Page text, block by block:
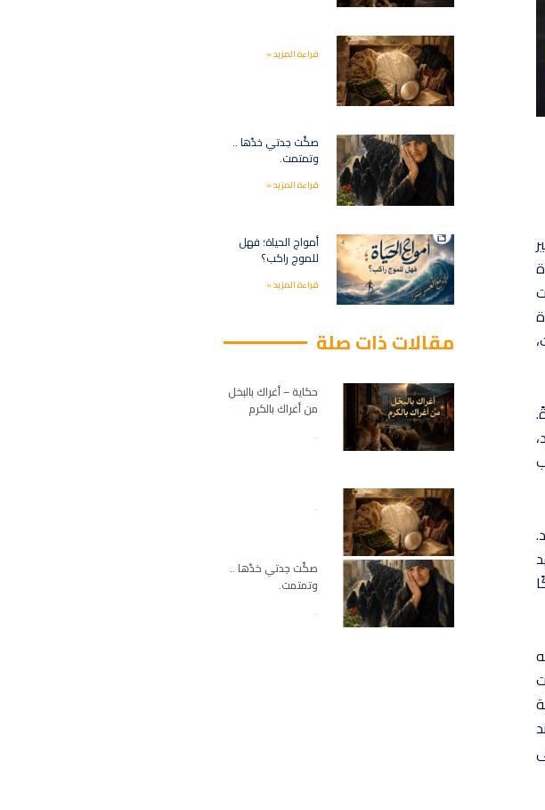
قراءة المزيد »
صكّت جدتي خدّها ..
وتمتمت.
قراءة المزيد »
أمواج الحياة؛ فهل
للموج راكب؟
قراءة المزيد »
مقالات ذات صلة
حكاية – أغراك بالبخل
من أغراك بالكرم
صكّت جدتي خدّها ..
وتمتمت.